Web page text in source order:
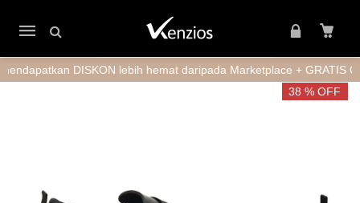
Mobile
navigation
DISKON lebih hemat daripada Marketplace + GRATIS
38 % OFF